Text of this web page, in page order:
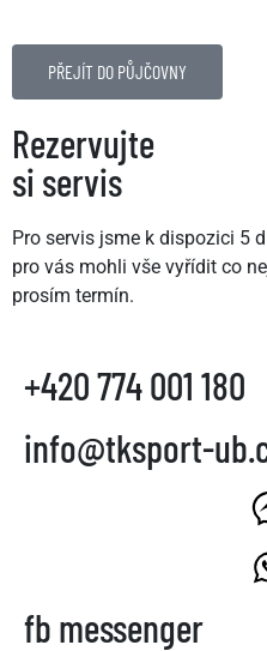
PŘEJÍT DO PŮJČOVNY
Rezervujte
si servis
Pro servis jsme k dispozici 5
pro vás mohli vše vyřídit co
prosím termín.
+420 774 001 180
info@tksport-
fb messenger